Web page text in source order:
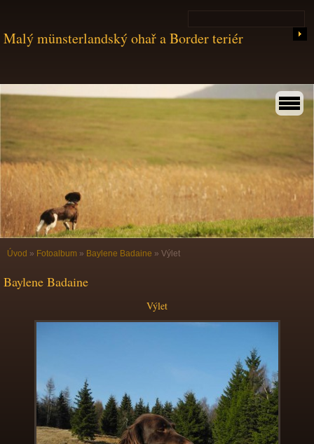
Malý münsterlandský ohař a Border teriér
Úvod » Fotoalbum » Baylene Badaine » Výlet
Baylene Badaine
Výlet